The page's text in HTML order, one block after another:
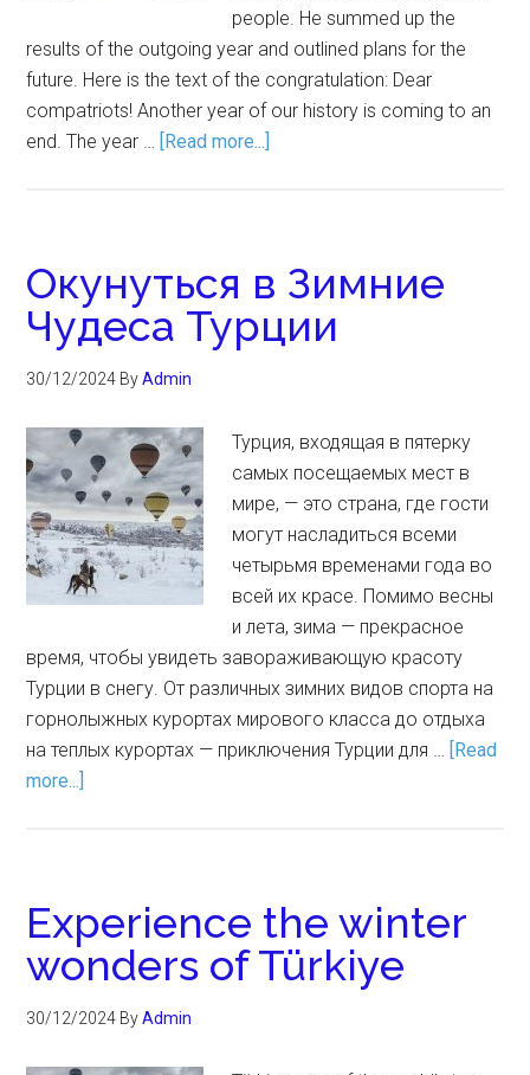
people. He summed up the
results of the outgoing year and outlined plans for the
future. Here is the text of the congratulation: Dear
compatriots! Another year of our history is coming to an
end. The year … [Read more...]
Окунуться в Зимние
Чудеса Турции
30/12/2024 ByAdmin
Турция, входящая в пятерку
самых посещаемых мест в
мире, — это страна, где гости
могут насладиться всеми
четырьмя временами года во
всей их красе. Помимо весны
и лета, зима — прекрасное
время, чтобы увидеть завораживающую красоту
Турции в снегу. От различных зимних видов спорта на
горнолыжных курортах мирового класса до отдыха
на теплых курортах — приключения Турции для … [Read
more...]
Experience the winter
wonders of Türkiye
30/12/2024 ByAdmin